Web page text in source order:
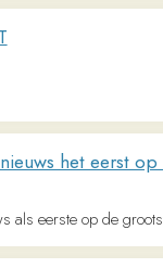
het eerst op NU.nl
eerste op de grootste